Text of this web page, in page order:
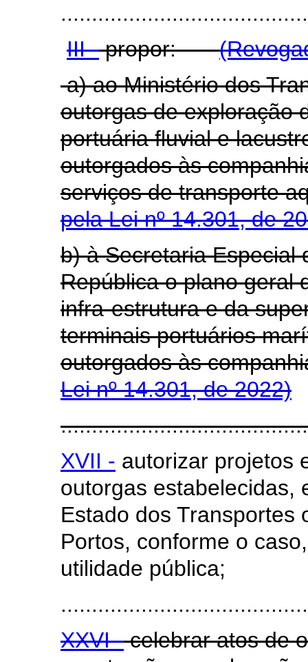
III -propor:
a) ao Ministério dos
outorgas de exploração
portuária fluvial e
outorgados às
serviços de
pela Lei nº 14.301, de
b) à Secretaria Especial
República o plano geral
infra-estrutura e da
terminais portuários
outorgados às
Lei nº 14.301, de 2022)
XVII - autorizar projetos
outorgas estabelecidas,
Estado dos Transportes
Portos, conforme o
utilidade pública;
XXVI -celebrar atos de